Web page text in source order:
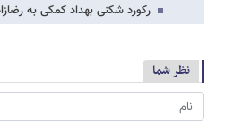
رکورد شکنی بهداد کمکی به
نظر شما